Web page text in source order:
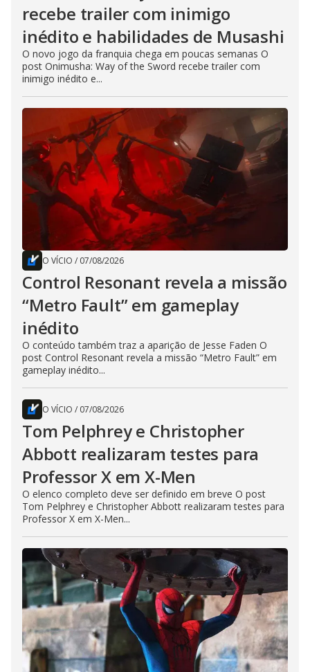
recebe trailer com inimigo
inédito e habilidades de Musashi
O novo jogo da franquia chega em poucas semanas O
post Onimusha: Way of the Sword recebe trailer com
inimigo inédito e...
O VÍCIO / 07/08/2026
Control Resonant revela a missão
“Metro Fault” em gameplay
inédito
O conteúdo também traz a aparição de Jesse Faden O
post Control Resonant revela a missão “Metro Fault” em
gameplay inédito...
O VÍCIO / 07/08/2026
Tom Pelphrey e Christopher
Abbott realizaram testes para
Professor X em X-Men
O elenco completo deve ser definido em breve O post
Tom Pelphrey e Christopher Abbott realizaram testes para
Professor X em X-Men...